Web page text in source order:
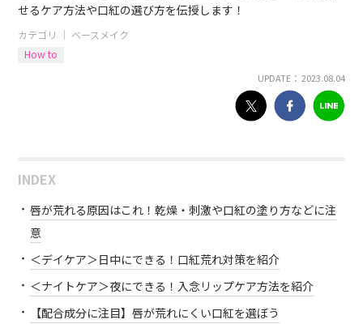
せるケア方法や口紅の選び方を伝授します！
カテゴリ ｜ ベースメイク
How to
UPDATE： 2023.08.04
INDEX
唇が荒れる原因はこれ！乾燥・刺激や口紅の塗り方などに注
意
＜デイケア＞日中にできる！口紅荒れ対策を紹介
＜ナイトケア＞夜にできる！入念リップケア方法を紹介
【配合成分に注目】唇が荒れにくい口紅を選ぼう